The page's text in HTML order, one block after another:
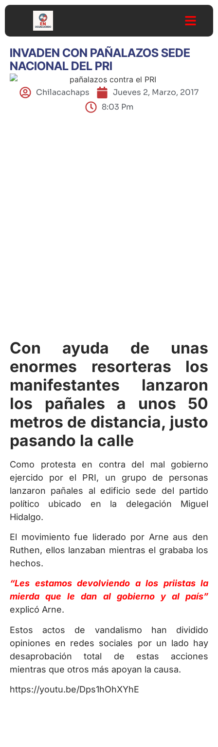
INVADEN CON PAÑALAZOS SEDE
NACIONAL DEL PRI
Chilacachaps
Jueves 2, Marzo, 2017
8:03 Pm
Con ayuda de unas
enormes resorteras los
manifestantes lanzaron
los pañales a unos 50
metros de distancia, justo
pasando la calle
Como protesta en contra del mal gobierno
ejercido por el PRI, un grupo de personas
lanzaron pañales al edificio sede del partido
político ubicado en la delegación Miguel
Hidalgo.
El movimiento fue liderado por Arne aus den
Ruthen, ellos lanzaban mientras el grababa los
hechos.
“Les estamos devolviendo a los priistas la
mierda que le dan al gobierno y al país”
explicó Arne.
Estos actos de vandalismo han dividido
opiniones en redes sociales por un lado hay
desaprobación total de estas acciones
mientras que otros más apoyan la causa.
https://youtu.be/Dps1hOhXYhE